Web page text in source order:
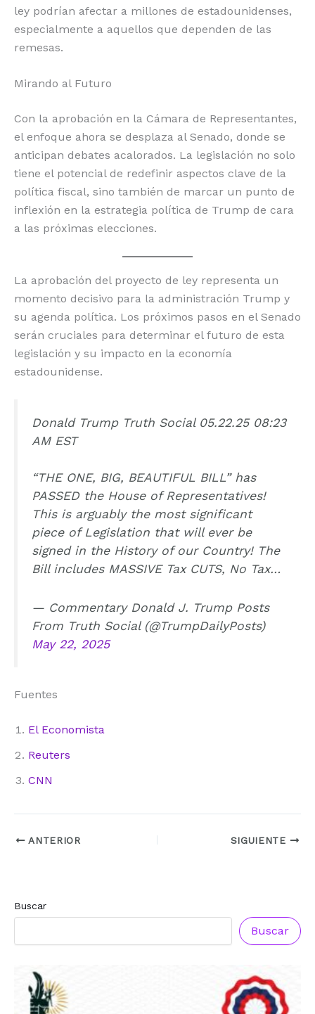
ley podrían afectar a millones de estadounidenses,
especialmente a aquellos que dependen de las
remesas.
Mirando al Futuro
Con la aprobación en la Cámara de Representantes,
el enfoque ahora se desplaza al Senado, donde se
anticipan debates acalorados. La legislación no solo
tiene el potencial de redefinir aspectos clave de la
política fiscal, sino también de marcar un punto de
inflexión en la estrategia política de Trump de cara
a las próximas elecciones.
La aprobación del proyecto de ley representa un
momento decisivo para la administración Trump y
su agenda política. Los próximos pasos en el Senado
serán cruciales para determinar el futuro de esta
legislación y su impacto en la economía
estadounidense.
Donald Trump Truth Social 05.22.25 08:23
AM EST
“THE ONE, BIG, BEAUTIFUL BILL” has
PASSED the House of Representatives!
This is arguably the most significant
piece of Legislation that will ever be
signed in the History of our Country! The
Bill includes MASSIVE Tax CUTS, No Tax…
— Commentary Donald J. Trump Posts
From Truth Social (@TrumpDailyPosts)
May 22, 2025
Fuentes
El Economista
Reuters
CNN
ANTERIOR SIGUIENTE
Buscar
Buscar